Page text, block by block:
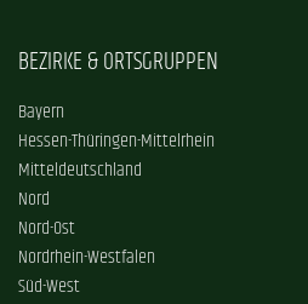
BEZIRKE & ORTSGRUPPEN
Bayern
Hessen-Thüringen-Mittelrhein
Mitteldeutschland
Nord
Nord-Ost
Nordrhein-Westfalen
Süd-West